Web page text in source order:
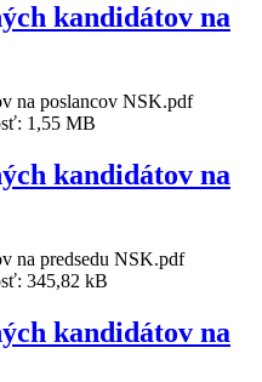
kandidátov na
na poslancov NSK.pdf
1,55 MB
kandidátov na
na predsedu NSK.pdf
345,82 kB
kandidátov na